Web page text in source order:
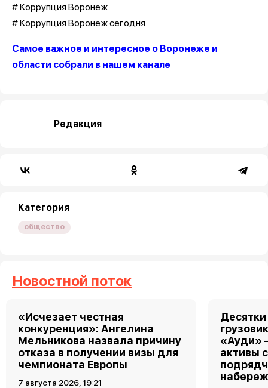
# Коррупция Воронеж
# Коррупция Воронеж сегодня
Самое важное и интересное о Воронеже и
области собрали в нашем канале
Редакция
Категория
общество
Новостной поток
«Исчезает честная
конкуренция»: Ангелина
Мельникова назвала причину
отказа в получении визы для
чемпионата Европы
7 августа 2026, 19:21
«Ауди»
активы